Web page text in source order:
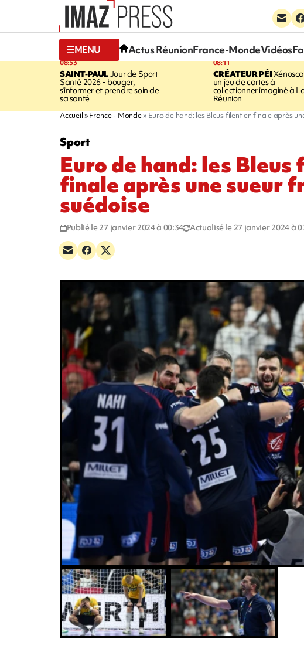
MENU Actus RéunionFrance-MondeVidéos
08:53
SAINT-PAULJour de Sport
Santé 2026 - bouger,
s’informer et prendre soin de
sa santé
08:11
CRÉATEUR PÉI
un jeu de cartes à
collectionner imaginé à
Réunion
Accueil France - Monde Euro de hand: les Bleus filent en finale après
Sport
Euro de hand: les Bleus
finale après une sueur
suédoise
Publié le 27 janvier 2024 à 00:34 Actualisé le 27 janvier 2024 à